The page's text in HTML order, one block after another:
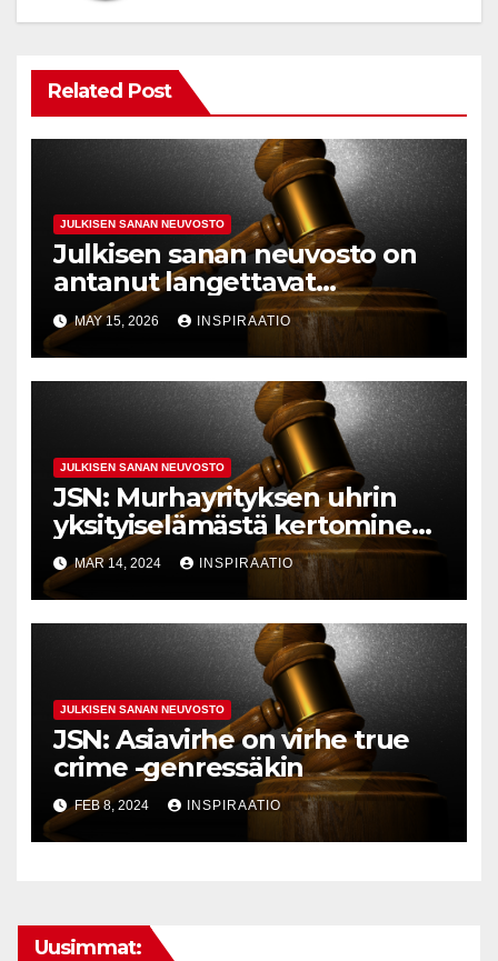
Related Post
JULKISEN SANAN NEUVOSTO
Julkisen sanan neuvosto on
antanut langettavat
päätökset Iltalehdelle,
Suomen Kuvalehdelle ja
Kangasniemen
Kunnallislehdelle. Lisäksi
MTV sai puheenjohtajan
langettavan
MAY 15, 2026 INSPIRAATIO
JULKISEN SANAN NEUVOSTO
JSN: Murhayrityksen uhrin
yksityiselämästä kertominen
toi langettavan
MAR 14, 2024 INSPIRAATIO
JULKISEN SANAN NEUVOSTO
JSN: Asiavirhe on virhe true
crime -genressäkin
FEB 8, 2024 INSPIRAATIO
Uusimmat: